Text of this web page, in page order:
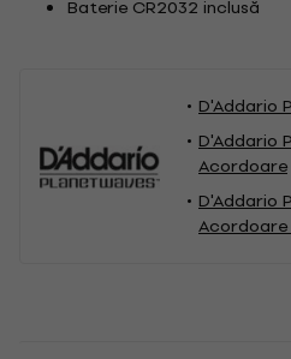
Baterie CR2032 inclusă
D'Addario
D'Addario
Acordoare
D'Addario